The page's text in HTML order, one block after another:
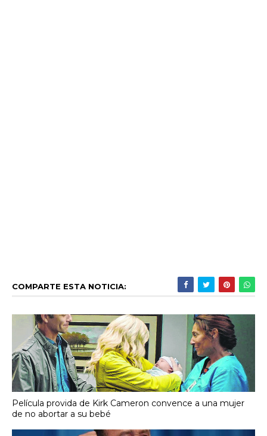
COMPARTE ESTA NOTICIA:
Película provida de Kirk Cameron convence a una mujer
de no abortar a su bebé